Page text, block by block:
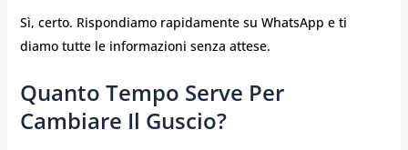
Sì, certo. Rispondiamo rapidamente su WhatsApp e ti
diamo tutte le informazioni senza attese.
Quanto Tempo Serve Per
Cambiare Il Guscio?